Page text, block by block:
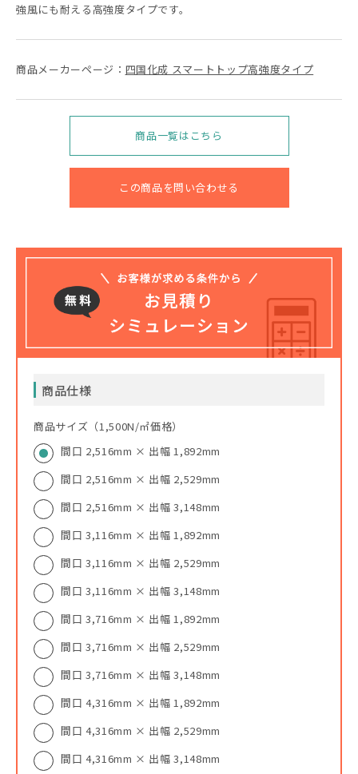
強風にも耐える高強度タイプです。
商品メーカーページ： 四国化成 スマートトップ高強度タイプ
商品一覧はこちら
この商品を問い合わせる
商品仕様
商品サイズ（1,500N/㎡価格）
間口 2,516mm × 出幅 1,892mm
間口 2,516mm × 出幅 2,529mm
間口 2,516mm × 出幅 3,148mm
間口 3,116mm × 出幅 1,892mm
間口 3,116mm × 出幅 2,529mm
間口 3,116mm × 出幅 3,148mm
間口 3,716mm × 出幅 1,892mm
間口 3,716mm × 出幅 2,529mm
間口 3,716mm × 出幅 3,148mm
間口 4,316mm × 出幅 1,892mm
間口 4,316mm × 出幅 2,529mm
間口 4,316mm × 出幅 3,148mm